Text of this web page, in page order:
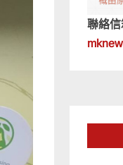
聯絡信